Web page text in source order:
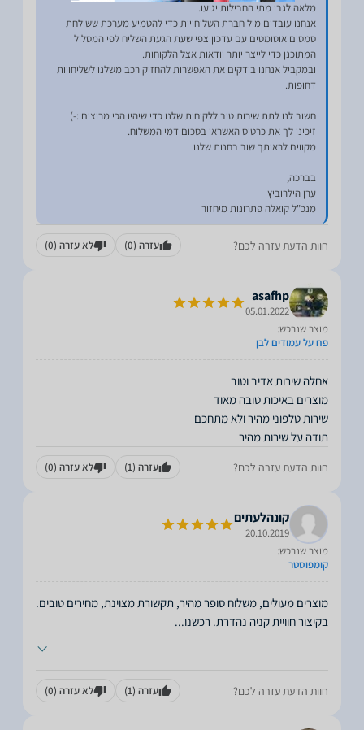
אנחנו עובדים מול חברת השליחויות כדי להטמיע מערכת ששולחת
סמסים אוטומטים עם עדכון צפי שעת הגעת השליח לפי המסלול
ובמקביל אנחנו בודקים את האפשרות להחזיק רכב משלנו לשליחויות
מנכ"ל קואלה פתרונות מיחזור
חוות הדעת עזרה לכם? עזרה (0) לא עזרה (0)
asafhp
05.01.2022
מוצר שנרכש:
פח על עמודים לבן
תודה על שירות מהיר
חוות הדעת עזרה לכם? עזרה (1) לא עזרה (0)
קונהלעתים
20.10.2019
מוצר שנרכש:
קומפוסטר
מוצרים מעולים, משלוח סופר מהיר, תקשורת מצוינת, מחירים טובים.
בקיצור חוויית קניה נהדרת. רכשנו...
חוות הדעת עזרה לכם? עזרה (1) לא עזרה (0)